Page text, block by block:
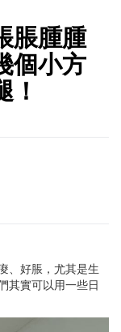
脹腫腫
個小方
、好脹，尤其是生
其實可以用一些日